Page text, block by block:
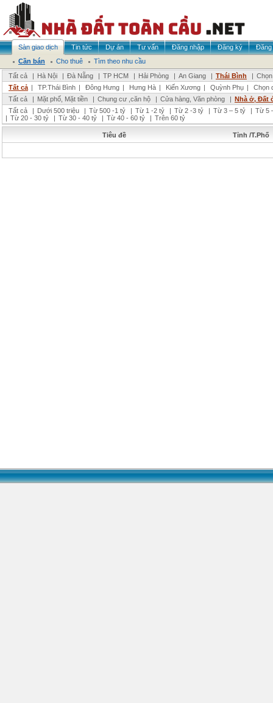
Sàn giao dịch Tin tức Dự án Tư vấn Đăng nhập Đăng ký
Đăng
Cần bán
Cho thuê
Tìm theo nhu cầu
Tất cả
| Hà Nội | Đà Nẵng | TP HCM | Hải Phòng | An Giang | Thái Bình |
Tất cả | TP.Thái Bình | Đông Hưng | Hưng Hà | Kiến Xương | Quỳnh Phụ |
Chọn
Tất cả
| Mặt phố, Mặt tiền | Chung cư ,căn hộ | Cửa hàng, Văn phòng | Nhà ở, Đất
Tất cả
| Dưới 500 triệu | Từ 500 -1 tỷ | Từ 1 -2 tỷ | Từ 2 -3 tỷ | Từ 3 – 5 tỷ | Từ 5
| Từ 20 - 30 tỷ | Từ 30 - 40 tỷ | Từ 40 - 60 tỷ | Trên 60 tỷ
Tiêu đề Tỉnh /T.Phố